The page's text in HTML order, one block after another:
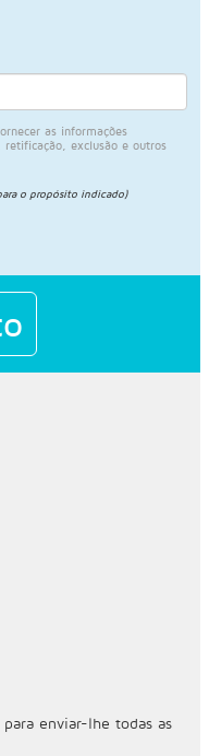
as informações
retificação, exclusão e outros
o propósito indicado)
enviar-lhe todas as